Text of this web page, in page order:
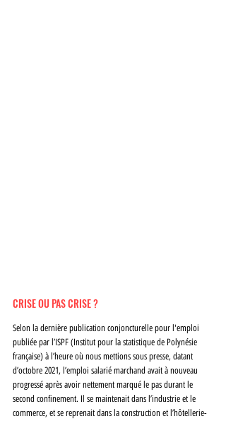
CRISE OU PAS CRISE ?
Selon la dernière publication conjoncturelle pour l'emploi
publiée par l’ISPF (Institut pour la statistique de Polynésie
française) à l’heure où nous mettions sous presse, datant
d’octobre 2021, l’emploi salarié marchand avait à nouveau
progressé après avoir nettement marqué le pas durant le
second confinement. Il se maintenait dans l’industrie et le
commerce, et se reprenait dans la construction et l’hôtellerie-